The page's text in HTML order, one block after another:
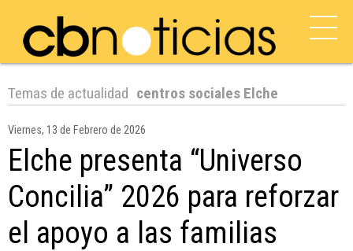
Temas de actualidad centros sociales Elche
Viernes, 13 de Febrero de 2026
Elche presenta “Universo
Concilia” 2026 para reforzar
el apoyo a las familias